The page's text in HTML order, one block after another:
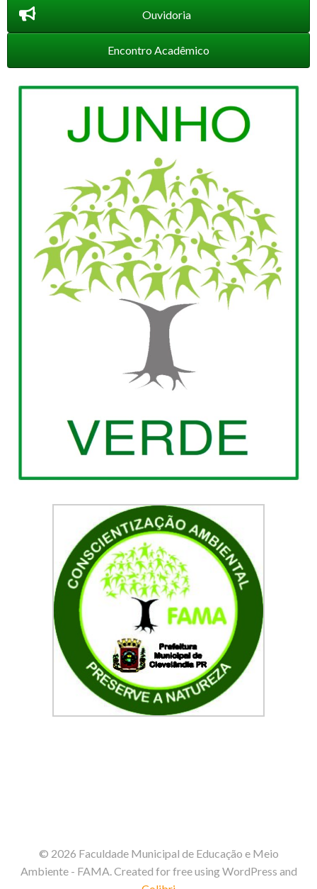
Ouvidoria
Encontro Acadêmico
© 2026 Faculdade Municipal de Educação e Meio
Ambiente - FAMA. Created for free using WordPress and